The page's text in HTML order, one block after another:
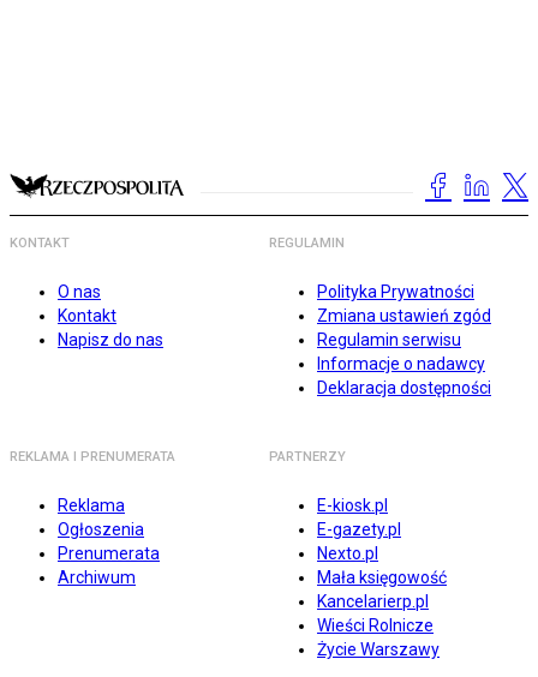
KONTAKT
O nas
Kontakt
Napisz do nas
REGULAMIN
Polityka Prywatności
Zmiana ustawień zgód
Regulamin serwisu
Informacje o nadawcy
Deklaracja dostępności
REKLAMA I PRENUMERATA
Reklama
Ogłoszenia
Prenumerata
Archiwum
PARTNERZY
E-kiosk.pl
E-gazety.pl
Nexto.pl
Mała księgowość
Kancelarierp.pl
Wieści Rolnicze
Życie Warszawy